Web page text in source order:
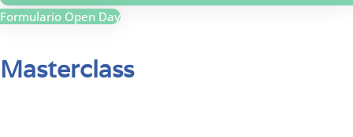
Formulario Open Day
Masterclass